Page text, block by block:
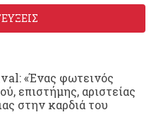
«Ένας φωτεινός
επιστήμης, αριστείας
στην καρδιά του